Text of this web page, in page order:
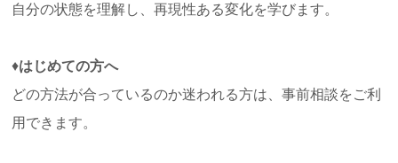
自分の状態を理解し、再現性ある変化を学びます。
♦はじめての方へ
どの方法が合っているのか迷われる方は、事前相談をご利
用できます。